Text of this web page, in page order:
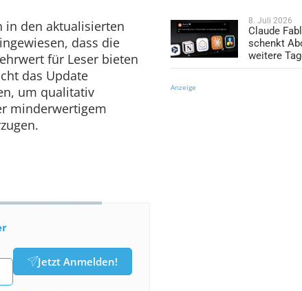
in den aktualisierten
dass die
für Leser bieten
das Update
um qualitativ
minderwertigem
Jetzt Anmelden!
8. Juli 2026
Claude
schenkt
weitere
Anzeige